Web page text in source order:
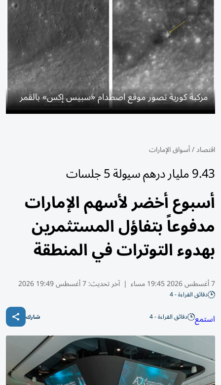
مركبة كورية تصور موقع اصطدام «سبيس إكس» بالقمر
اقتصاد/أسواق الإمارات
9.43 مليار درهم سيولة 5 جلسات
أسبوع أخضر لأسهم الإمارات
مدفوعاً بتفاؤل المستثمرين
بهدوء التوترات في المنطقة
7 أغسطس 2026 19:45 مساء | آخر تحديث:7 أغسطس 19:49 2026
دقائق القراءة - 4
استمع دقائق القراءة - 4 شارك